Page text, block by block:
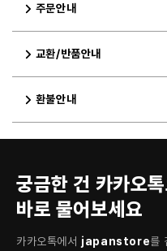
주문안내
교환/반품안내
환불안내
궁금한 건 카카오
바로 물어보세요
카카오톡에서 japanstore를